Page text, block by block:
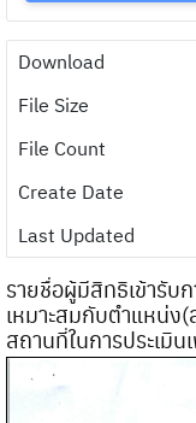
Download
File Size
File Count
Create Date
Last Updated
รายชื่อผู้มีสิทธิเข้ารับ
เหมาะสมกับตำแหน่ง
สถานที่ในการประเมิ